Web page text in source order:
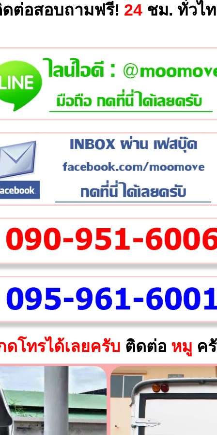
ต่อสอบถามฟรี! 24ชม. ทั่วไ
ดโทรได้เลยครับ ติดต่อ หมู ค